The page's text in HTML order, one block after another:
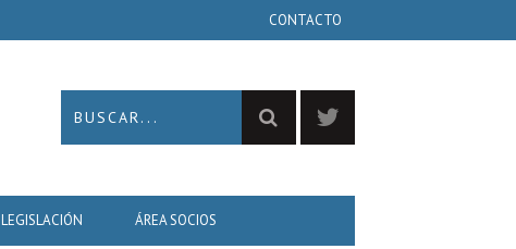
CONTACTO
LEGISLACIÓN ÁREA SOCIOS